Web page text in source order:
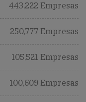
443,222 Empresas
250,777 Empresas
105,521 Empresas
100,609 Empresas